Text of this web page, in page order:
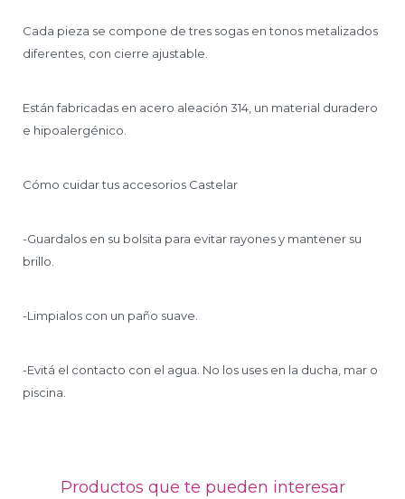
Cada pieza se compone de tres sogas en tonos metalizados
diferentes, con cierre ajustable.
Están fabricadas en acero aleación 314, un material duradero
e hipoalergénico.
Cómo cuidar tus accesorios Castelar
-Guardalos en su bolsita para evitar rayones y mantener su
brillo.
-Limpialos con un paño suave.
-Evitá el contacto con el agua. No los uses en la ducha, mar o
piscina.
Productos que te pueden interesar